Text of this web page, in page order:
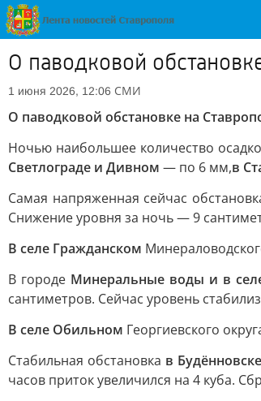
О паводковой
1 июня 2026, 12:06 СМИ
О паводковой обстановке на
Ночью наибольшее количество
Светлограде и Дивном — по 6 мм,в
Самая напряженная сейчас
Снижение уровня за ночь — 9
В селе Гражданском
В городе Минеральные воды и в
сантиметров. Сейчас уровень
В селе Обильном Георгиевского
Стабильная обстановка в
часов приток увеличился на 4 куба.